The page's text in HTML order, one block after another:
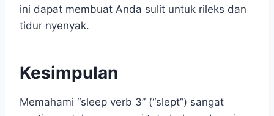
ini dapat membuat Anda sulit untuk rileks dan
tidur nyenyak.
Kesimpulan
Memahami “sleep verb 3” (“slept”) sangat